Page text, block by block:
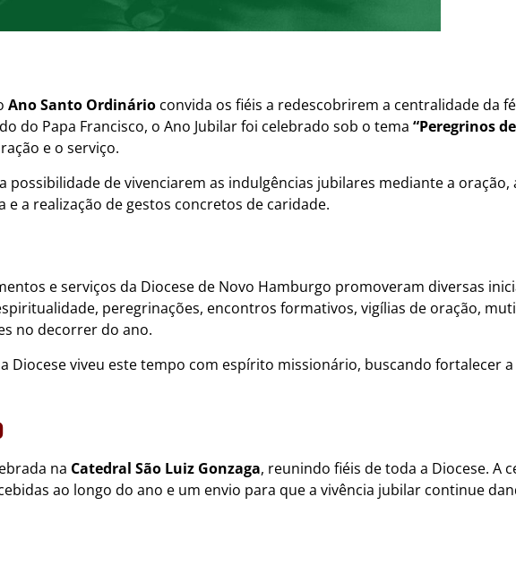
Ano Santo Ordinário convida os fiéis a redescobrirem a centralidade da
do Papa Francisco, o Ano Jubilar foi celebrado sob o tema “Peregrinos
e o serviço.
possibilidade de vivenciarem as indulgências jubilares mediante a oração,
a realização de gestos concretos de caridade.
e serviços da Diocese de Novo Hamburgo promoveram diversas
peregrinações, encontros formativos, vigílias de oração,
no decorrer do ano.
Diocese viveu este tempo com espírito missionário, buscando fortalecer
na Catedral São Luiz Gonzaga, reunindo fiéis de toda a Diocese. A
ao longo do ano e um envio para que a vivência jubilar continue